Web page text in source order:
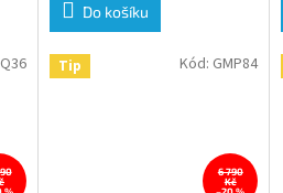
Do košíku
Tip
6 790
Kč
Kód: GMP84